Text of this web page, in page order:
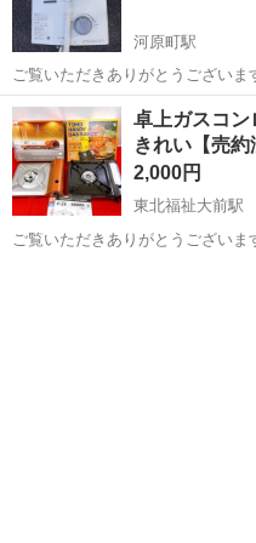
河原町駅
ご覧いただきありがとうござい
ス用 付属品 本体 シャワー 販売
つは傷や凹みがほとんどない 動
に不具合等ござい...
宮城 仙台市 河原町駅
卓上ガスコン
きれい【売約
2,000円
東北福祉大前駅
ご覧いただきありがとうございます。 保管時の経年汚れが少し